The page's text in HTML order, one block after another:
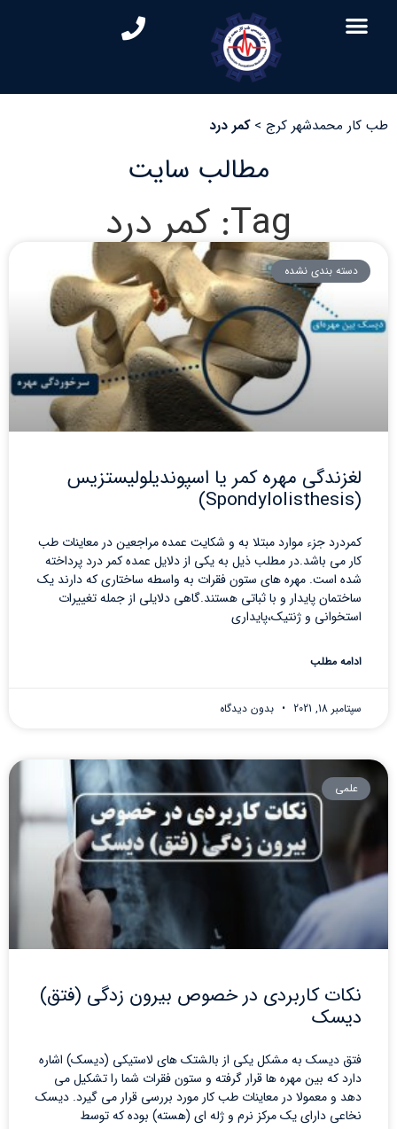
طب کار محمدشهر کرج >کمر درد
مطالب سایت
Tag: کمر درد
دسته بندی نشده
لغزندگی مهره کمر یا اسپوندیلولیستزیس
(Spondylolisthesis)
کمردرد جزء موارد مبتلا به و شکایت عمده مراجعین در معاینات طب
کار می باشد.در مطلب ذیل به یکی از دلایل عمده کمر درد پرداخته
شده است. مهره های ستون فقرات به واسطه ساختاری که دارند یک
ساختمان پایدار و با ثباتی هستند.گاهی دلایلی از جمله تغییرات
استخوانی و ژنتیک،پایداری
ادامه مطلب
سپتامبر 18, 2021 بدون دیدگاه
علمی
نکات کاربردی در خصوص بیرون زدگی (فتق)
دیسک
فتق دیسک به مشکل یکی از بالشتک های لاستیکی (دیسک) اشاره
دارد که بین مهره ها قرار گرفته و ستون فقرات شما را تشکیل می
دهد و معمولا در معاینات طب کار مورد بررسی قرار می گیرد. دیسک
نخاعی دارای یک مرکز نرم و ژله ای (هسته) بوده که توسط